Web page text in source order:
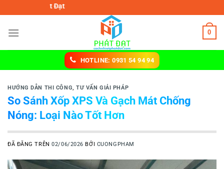
đến
nội
0
HOTLINE: 0931 54 94 94
HƯỚNG DẪN THI CÔNG,TƯ VẤN GIẢI PHÁP
So Sánh Xốp XPS Và Gạch Mát Chống
Nóng: Loại Nào Tốt Hơn
ĐÃ ĐĂNG TRÊN02/06/2026 BỞI CUONGPHAM